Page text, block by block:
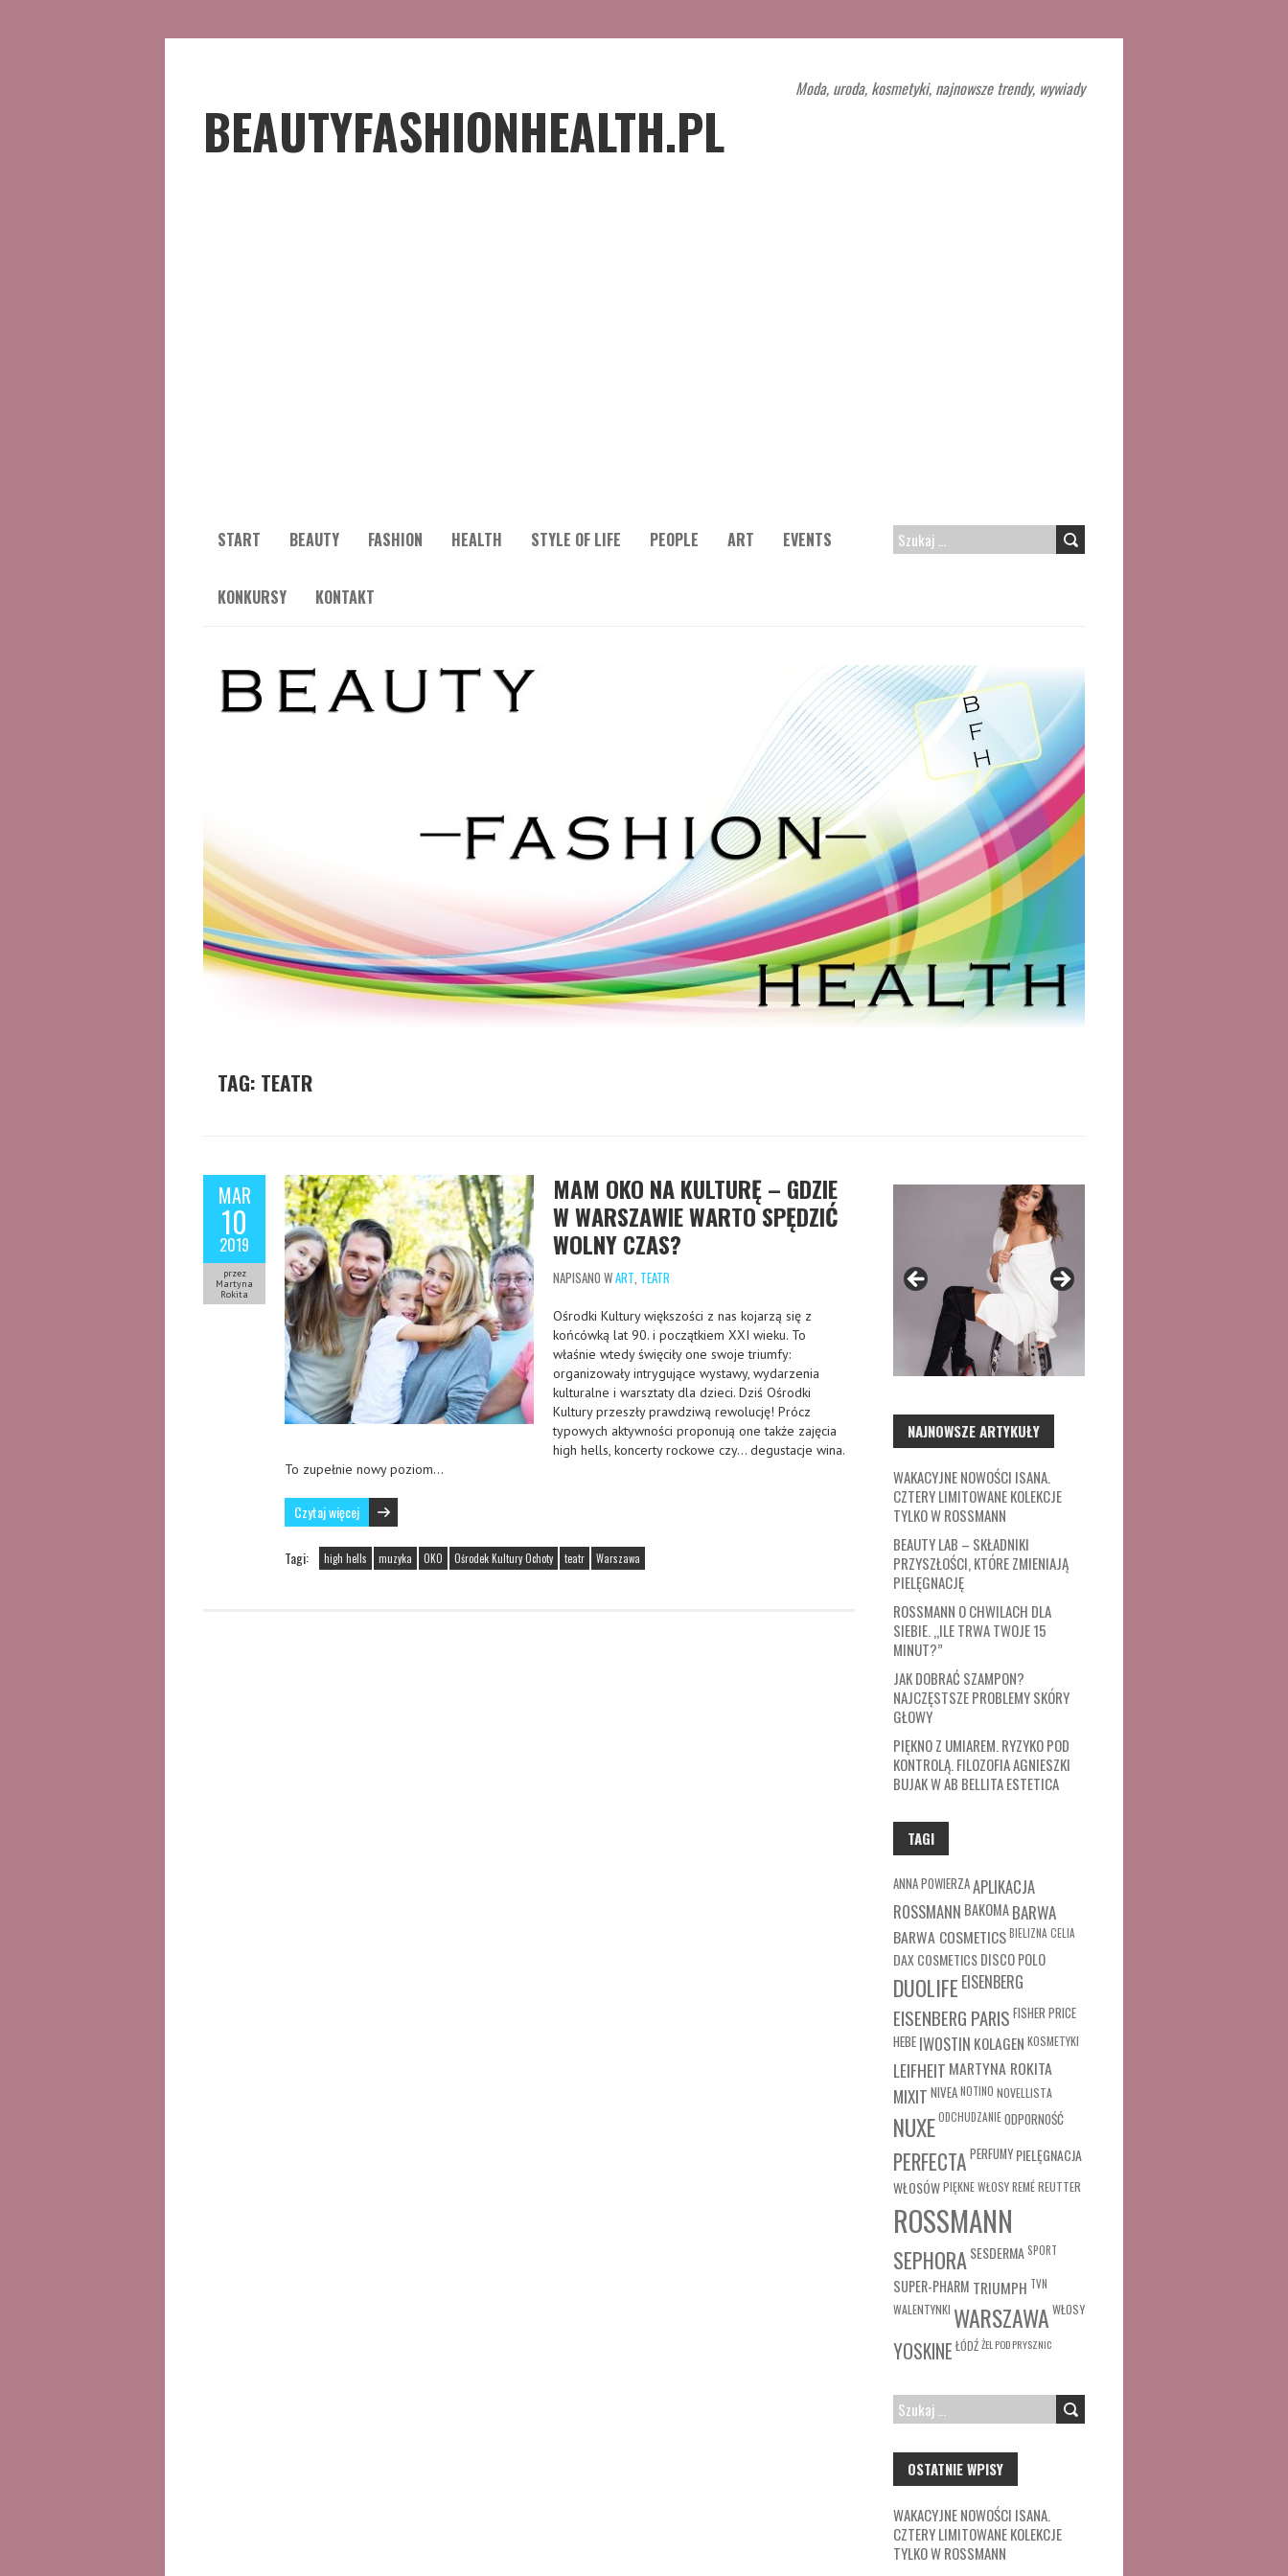
BEAUTYFASHIONHEALTH.PL
Moda, uroda, kosmetyki, najnowsze trendy, wywiady
START BEAUTY FASHION HEALTH STYLE OF LIFE PEOPLE ART EVENTS
KONKURSY KONTAKT
SZUKAJ:
TAG: TEATR
MAR
10
2019
przez
Martyna
Rokita
MAM OKO NA KULTURĘ – GDZIE
W WARSZAWIE WARTO SPĘDZIĆ
WOLNY CZAS?
NAPISANO WART, TEATR
Ośrodki Kultury większości z nas kojarzą się z
końcówką lat 90. i początkiem XXI wieku. To
właśnie wtedy święciły one swoje triumfy:
organizowały intrygujące wystawy, wydarzenia
kulturalne i warsztaty dla dzieci. Dziś Ośrodki
Kultury przeszły prawdziwą rewolucję! Prócz
typowych aktywności proponują one także zajęcia
high hells, koncerty rockowe czy… degustacje wina.
To zupełnie nowy poziom…
Czytaj więcej
Tagi: high hells muzyka OKO Ośrodek Kultury Ochoty teatr Warszawa
NAJNOWSZE ARTYKUŁY
WAKACYJNE NOWOŚCI ISANA.
CZTERY LIMITOWANE KOLEKCJE
TYLKO W ROSSMANN
BEAUTY LAB – SKŁADNIKI
PRZYSZŁOŚCI, KTÓRE ZMIENIAJĄ
PIELĘGNACJĘ
ROSSMANN O CHWILACH DLA
SIEBIE. „ILE TRWA TWOJE 15
MINUT?”
JAK DOBRAĆ SZAMPON?
NAJCZĘSTSZE PROBLEMY SKÓRY
GŁOWY
PIĘKNO Z UMIAREM. RYZYKO POD
KONTROLĄ. FILOZOFIA AGNIESZKI
BUJAK W AB BELLITA ESTETICA
TAGI
ANNA POWIERZAAPLIKACJA
ROSSMANN BAKOMABARWA
BARWA COSMETICSBIELIZNA CELIA
DAX COSMETICSDISCO POLO
DUOLIFE EISENBERG
EISENBERG PARIS FISHER PRICE
HEBE IWOSTIN KOLAGEN KOSMETYKI
LEIFHEIT MARTYNA ROKITA
MIXIT NIVEANOTINO NOVELLISTA
NUXEODCHUDZANIEODPORNOŚĆ
PERFECTA PERFUMY PIELĘGNACJA
WŁOSÓWPIĘKNE WŁOSYREMÉREUTTER
ROSSMANN
SEPHORASESDERMA SPORT
SUPER-PHARM TRIUMPH TVN
WALENTYNKI WARSZAWA WŁOSY
YOSKINE ŁÓDŹŻEL POD PRYSZNIC
SZUKAJ:
OSTATNIE WPISY
WAKACYJNE NOWOŚCI ISANA.
CZTERY LIMITOWANE KOLEKCJE
TYLKO W ROSSMANN